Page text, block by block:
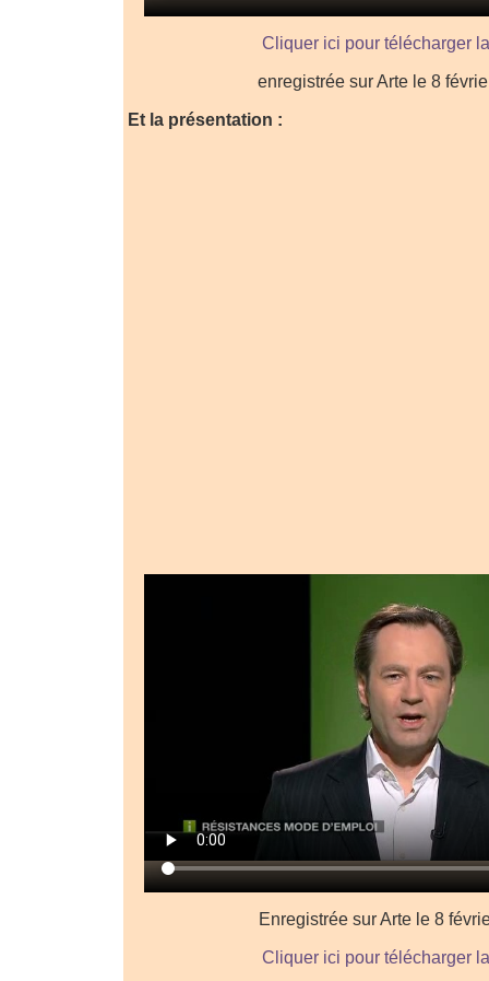
Cliquer ici pour télécharger
enregistrée sur Arte le 8
Et la présentation :
Enregistrée sur Arte le 8
Cliquer ici pour télécharger